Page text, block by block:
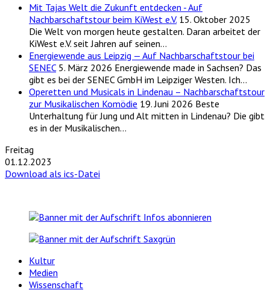
Mit Tajas Welt die Zukunft entdecken - Auf
Nachbarschaftstour beim KiWest e.V. 15. Oktober 2025
Die Welt von morgen heute gestalten. Daran arbeitet der
KiWest e.V. seit Jahren auf seinen…
Energiewende aus Leipzig — Auf Nachbarschaftstour bei
SENEC 5. März 2026 Energiewende made in Sachsen? Das
gibt es bei der SENEC GmbH im Leipziger Westen. Ich…
Operetten und Musicals in Lindenau – Nachbarschaftstour
zur Musikalischen Komödie 19. Juni 2026 Beste
Unterhaltung für Jung und Alt mitten in Lindenau? Die gibt
es in der Musikalischen…
Freitag
01.12.2023
Download als ics-Datei
Kultur
Medien
Wissenschaft